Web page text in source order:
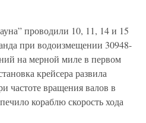
проводили 10, 11, 14 и 15
при водоизмещении 30948-
на мерной миле в первом
крейсера развила
частоте вращения валов в
кораблю скорость хода